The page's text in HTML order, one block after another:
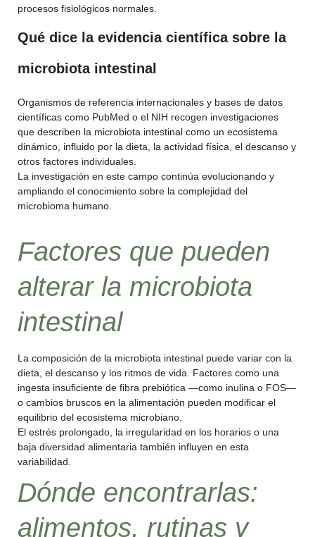
procesos fisiológicos normales.
Qué dice la evidencia científica sobre la
microbiota intestinal
Organismos de referencia internacionales y bases de datos
científicas como PubMed o el NIH recogen investigaciones
que describen la microbiota intestinal como un ecosistema
dinámico, influido por la dieta, la actividad física, el descanso y
otros factores individuales.
La investigación en este campo continúa evolucionando y
ampliando el conocimiento sobre la complejidad del
microbioma humano.
Factores que pueden
alterar la microbiota
intestinal
La composición de la microbiota intestinal puede variar con la
dieta, el descanso y los ritmos de vida. Factores como una
ingesta insuficiente de fibra prebiótica —como inulina o FOS—
o cambios bruscos en la alimentación pueden modificar el
equilibrio del ecosistema microbiano.
El estrés prolongado, la irregularidad en los horarios o una
baja diversidad alimentaria también influyen en esta
variabilidad.
Dónde encontrarlas:
alimentos, rutinas y